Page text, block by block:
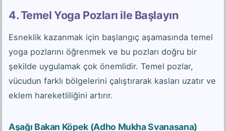
4. Temel Yoga Pozları ile Başlayın
Esneklik kazanmak için başlangıç aşamasında temel
yoga pozlarını öğrenmek ve bu pozları doğru bir
şekilde uygulamak çok önemlidir. Temel pozlar,
vücudun farklı bölgelerini çalıştırarak kasları uzatır ve
eklem hareketliliğini artırır.
Aşağı Bakan Köpek (Adho Mukha Svanasana)